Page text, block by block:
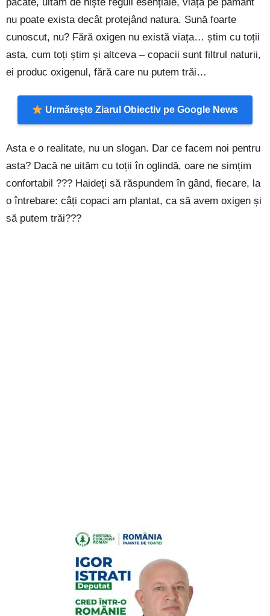
nu poate exista decât protejând natura. Sună foarte
cunoscut, nu? Fără oxigen nu există viața… știm cu toții
asta, cum toți știm și altceva – copacii sunt filtrul naturii,
ei produc oxigenul, fără care nu putem trăi…
Urmărește Ziarul Obiectiv pe Google News
Asta e o realitate, nu un slogan. Dar ce facem noi pentru
asta? Dacă ne uităm cu toții în oglindă, oare ne simțim
confortabil ??? Haideți să răspundem în gând, fiecare, la
o întrebare: câți copaci am plantat, ca să avem oxigen și
să putem trăi???